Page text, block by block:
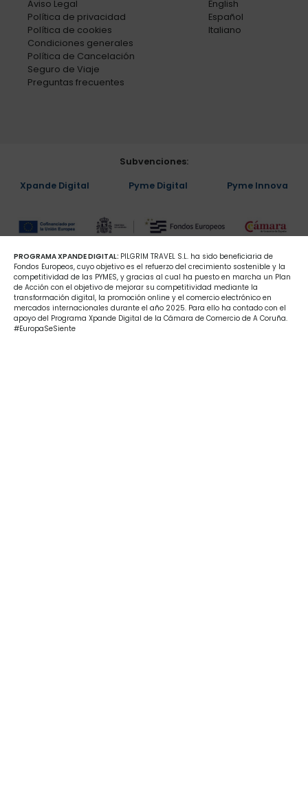
Aviso Legal
Política de privacidad
Política de cookies
Condiciones generales
Política de Cancelación
Seguro de Viaje
Preguntas frecuentes
English
Español
Italiano
Subvenciones:
Xpande Digital Pyme Digital Pyme Innova
PROGRAMA XPANDE DIGITAL: PILGRIM TRAVEL S.L. ha sido beneficiaria de
Fondos Europeos, cuyo objetivo es el refuerzo del crecimiento sostenible y la
competitividad de las PYMES, y gracias al cual ha puesto en marcha un Plan
de Acción con el objetivo de mejorar su competitividad mediante la
transformación digital, la promoción online y el comercio electrónico en
mercados internacionales durante el año 2025. Para ello ha contado con el
apoyo del Programa Xpande Digital de la Cámara de Comercio de A Coruña.
#EuropaSeSiente